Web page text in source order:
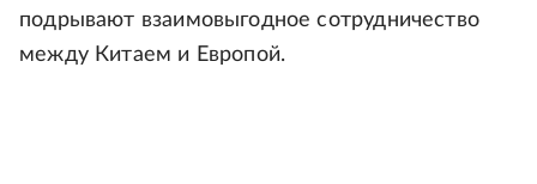
подрывают взаимовыгодное сотрудничество
между Китаем и Европой.